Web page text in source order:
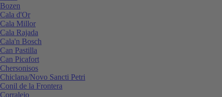
Bozen
Cala d'Or
Cala Millor
Cala Rajada
Cala'n Bosch
Can Pastilla
Can Picafort
Chersonisos
Chiclana/Novo Sancti Petri
Conil de la Frontera
Corralejo